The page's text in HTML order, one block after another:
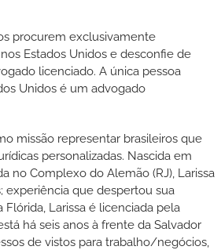
procurem exclusivamente
Estados Unidos e desconfie de
licenciado. A única pessoa
Unidos é um advogado
missão representar brasileiros que
personalizadas. Nascida em
no Complexo do Alemão (RJ), Larissa
experiência que despertou sua
Larissa é licenciada pela
há seis anos à frente da Salvador
de vistos para trabalho/negócios,